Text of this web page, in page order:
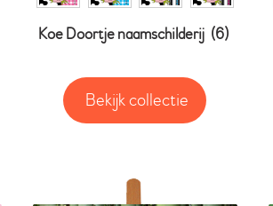
Koe Doortje naamschilderij (6)
Bekijk collectie